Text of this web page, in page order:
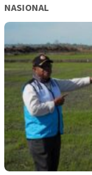
NASIONAL